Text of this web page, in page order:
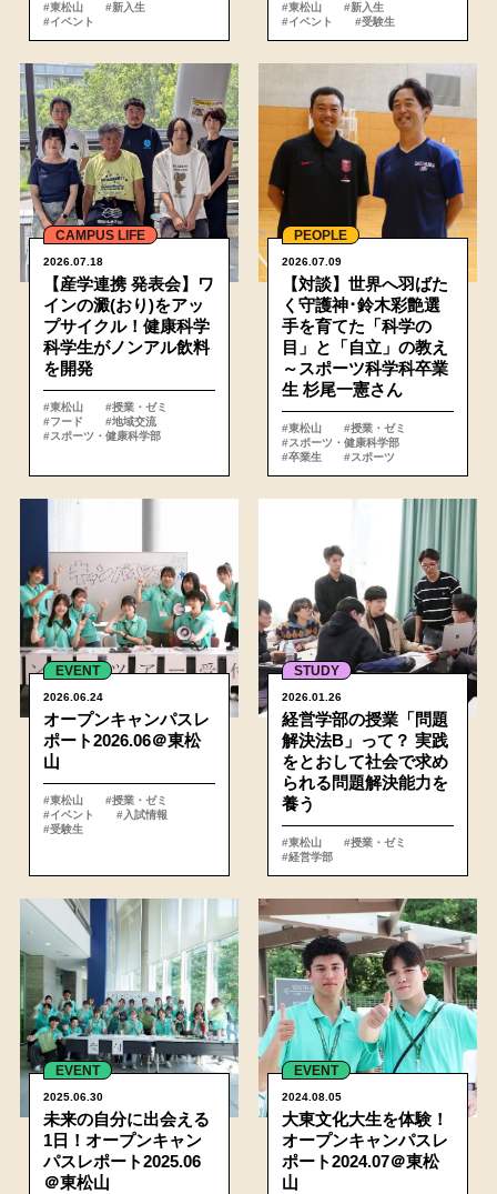
#東松山
#新入生
#イベント
#東松山
#新入生
#イベント
#受験生
CAMPUS LIFE
2026.07.18
【産学連携 発表会】ワ
インの澱(おり)をアッ
プサイクル！健康科学
科学生がノンアル飲料
を開発
#東松山
#授業・ゼミ
#フード
#地域交流
#スポーツ・健康科学部
詳細
PEOPLE
2026.07.09
【対談】世界へ羽ばた
く守護神･鈴木彩艶選
手を育てた「科学の
目」と「自立」の教え
～スポーツ科学科卒業
生 杉尾一憲さん
#東松山
#授業・ゼミ
#スポーツ・健康科学部
#卒業生
#スポーツ
EVENT
2026.06.24
オープンキャンパスレ
ポート2026.06＠東松
山
#東松山
#授業・ゼミ
#イベント
#入試情報
#受験生
詳細
STUDY
2026.01.26
経営学部の授業「問題
解決法B」って？ 実践
をとおして社会で求め
られる問題解決能力を
養う
#東松山
#授業・ゼミ
#経営学部
EVENT
2025.06.30
未来の自分に出会える
1日！オープンキャン
パスレポート2025.06
＠東松山
詳細
EVENT
2024.08.05
大東文化大生を体験！
オープンキャンパスレ
ポート2024.07＠東松
山